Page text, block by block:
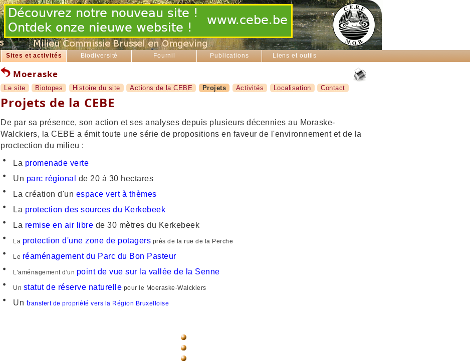
Sites et activités Biodiversité Fournil Publications Liens et outils
Moeraske
Le site Biotopes Histoire du site Actions de la CEBE Projets Activités Localisation Contact
Projets de la CEBE
De par sa présence, son action et ses analyses depuis plusieurs décennies au Moraske-
Walckiers, la CEBE a émit toute une série de propositions en faveur de l'environnement et de la
proctection du milieu :
La promenade verte
Un parc régional de 20 à 30 hectares
La création d'un espace vert à thèmes
La protection des sources du Kerkebeek
La remise en air libre de 30 mètres du Kerkebeek
La protection d'une zone de potagers près de la rue de la Perche
Le réaménagement du Parc du Bon Pasteur
L'aménagement d'un point de vue sur la vallée de la Senne
Un statut de réserve naturelle pour le Moeraske-Walckiers
Un transfert de propriété vers la Région Bruxelloise